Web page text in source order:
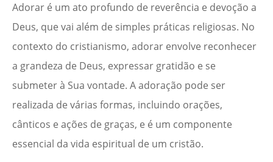
Adorar é um ato profundo de reverência e devoção a
Deus, que vai além de simples práticas religiosas. No
contexto do cristianismo, adorar envolve reconhecer
a grandeza de Deus, expressar gratidão e se
submeter à Sua vontade. A adoração pode ser
realizada de várias formas, incluindo orações,
cânticos e ações de graças, e é um componente
essencial da vida espiritual de um cristão.